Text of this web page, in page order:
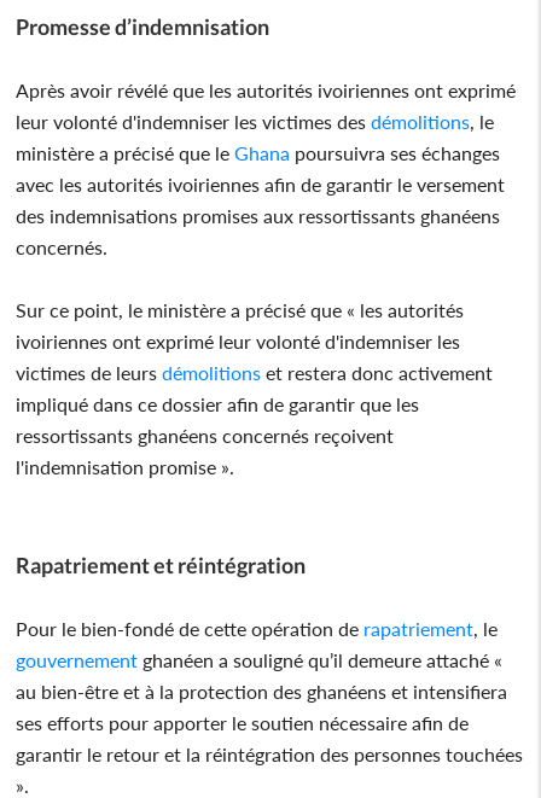
Promesse d’indemnisation
Après avoir révélé que les autorités ivoiriennes ont exprimé
leur volonté d'indemniser les victimes des démolitions , le
ministère a précisé que leGhana poursuivra ses échanges
avec les autorités ivoiriennes afin de garantir le versement
des indemnisations promises aux ressortissants ghanéens
concernés.
Sur ce point, le ministère a précisé que « les autorités
ivoiriennes ont exprimé leur volonté d'indemniser les
victimes de leurs démolitions et restera donc activement
impliqué dans ce dossier afin de garantir que les
ressortissants ghanéens concernés reçoivent
l'indemnisation promise ».
Rapatriement et réintégration
Pour le bien-fondé de cette opération de rapatriement , le
gouvernement ghanéen a souligné qu’il demeure attaché «
au bien-être et à la protection des ghanéens et intensifiera
ses efforts pour apporter le soutien nécessaire afin de
garantir le retour et la réintégration des personnes touchées
».